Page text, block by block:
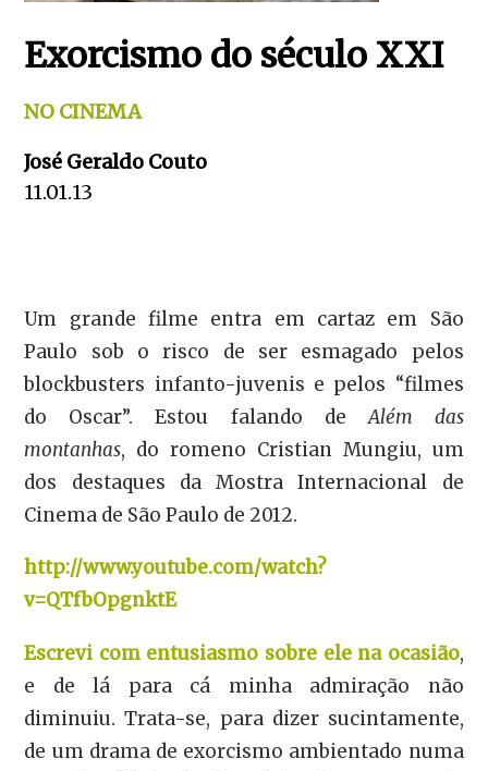
Exorcismo do século XXI
NO CINEMA
José Geraldo Couto
11.01.13
Um grande filme entra em cartaz em São
Paulo sob o risco de ser esmagado pelos
blockbusters infanto-juvenis e pelos “filmes
do Oscar”. Estou falando deAlém das
montanhas, do romeno Cristian Mungiu, um
dos destaques da Mostra Internacional de
Cinema de São Paulo de 2012.
http://www.youtube.com/watch?
v=QTfbOpgnktE
Escrevi com entusiasmo sobre ele na ocasião,
e de lá para cá minha admiração não
diminuiu. Trata-se, para dizer sucintamente,
de um drama de exorcismo ambientado numa